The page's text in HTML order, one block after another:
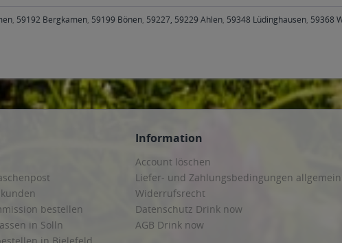
, 59192 Bergkamen, 59199 Bönen, 59227, 59229 Ahlen, 59348 Lüdinghausen, 59368
bestellen
in Solln
Information
Account löschen
Liefer- und Zahlungsbedingungen allgemein
Widerrufsrecht
Datenschutz Drink now
AGB Drink now